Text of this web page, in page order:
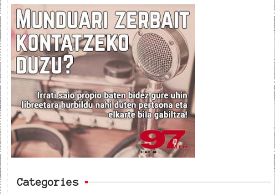
c
e
b
o
o
i
t
t
e
e
d
Categories